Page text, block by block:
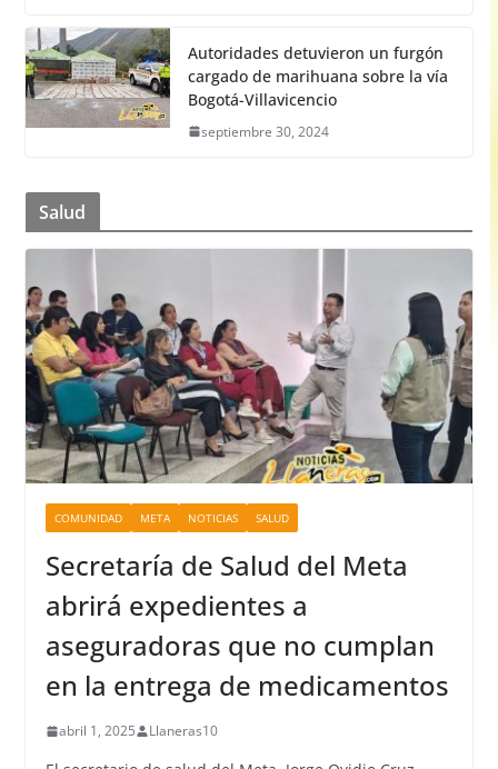
Autoridades detuvieron un furgón
cargado de marihuana sobre la vía
Bogotá-Villavicencio
septiembre 30, 2024
Salud
COMUNIDAD META NOTICIAS SALUD
Secretaría de Salud del Meta
abrirá expedientes a
aseguradoras que no cumplan
en la entrega de medicamentos
abril 1, 2025 Llaneras10